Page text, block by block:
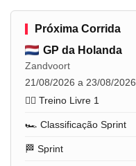
Próxima Corrida
GP da Holanda
Zandvoort
21/08/2026 a 23/08/2026
🏋️‍♂️ Treino Livre 1
🏎️ Classificação Sprint
🏁 Sprint